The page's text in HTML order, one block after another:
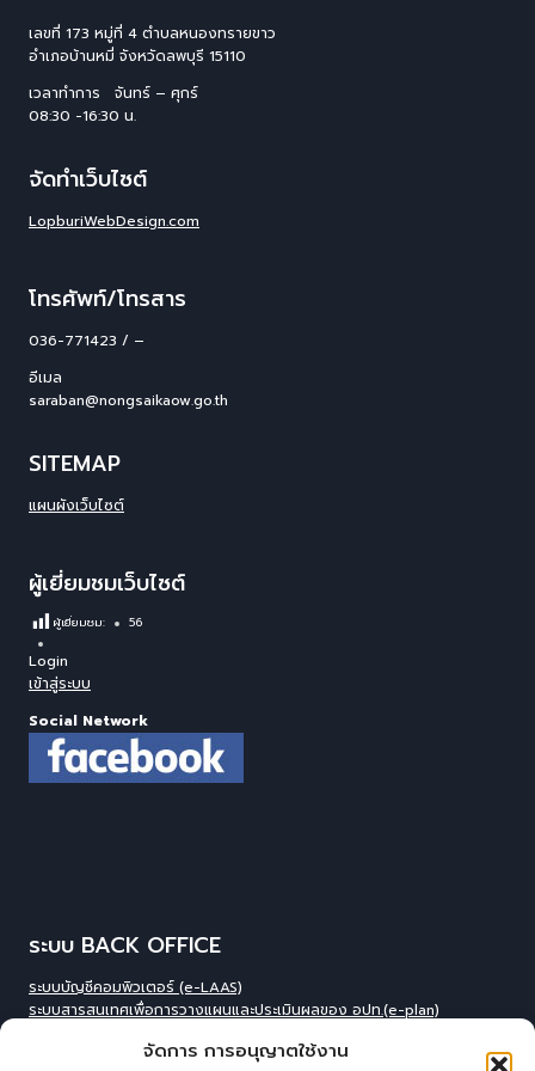
จัดการ การอนุญาตใช้งาน
เลขที่ 173 หมู่ที่ 4 ตําบลหนองทรายขาว
อําเภอบ้านหมี่ จังหวัดลพบุรี 15110
เวลาทำการ จันทร์ – ศุกร์
08:30 -16:30 น.
จัดทำเว็บไซต์
LopburiWebDesign.com
โทรศัพท์/โทรสาร
036-771423 / –
อีเมล
saraban@nongsaikaow.go.th
SITEMAP
แผนผังเว็บไซต์
ผู้เยี่ยมชมเว็บไซต์
ผู้เยี่ยมชม: 56
Login
เข้าสู่ระบบ
Social Network
ระบบ BACK OFFICE
ระบบบัญชีคอมพิวเตอร์ (e-LAAS)
ระบบสารสนเทศเพื่อการวางแผนและประเมินผลของ อปท.(e-plan)
ระบบข้อมูลบุคลากรองค์กร(IHR)